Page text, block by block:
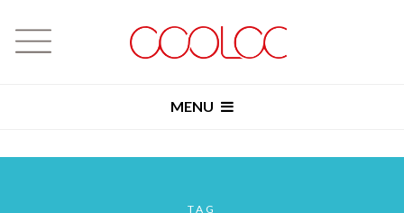
MENU
TAG